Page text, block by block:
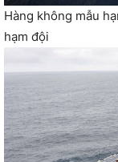
Hàng không mẫu
hạm đội